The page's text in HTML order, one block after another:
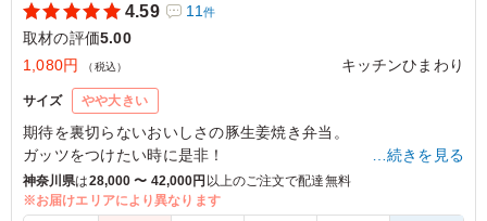
4.59 11件
取材の評価5.00
1,080円
（税込） キッチンひまわり
サイズ やや大きい
期待を裏切らないおいしさの豚生姜焼き弁当。
ガッツをつけたい時に是非！
5.0 TBSテレビ
…続きを見る
神奈川県は28,000 〜 42,000円 以上のご注文で配達無料
※お届けエリアにより異なります